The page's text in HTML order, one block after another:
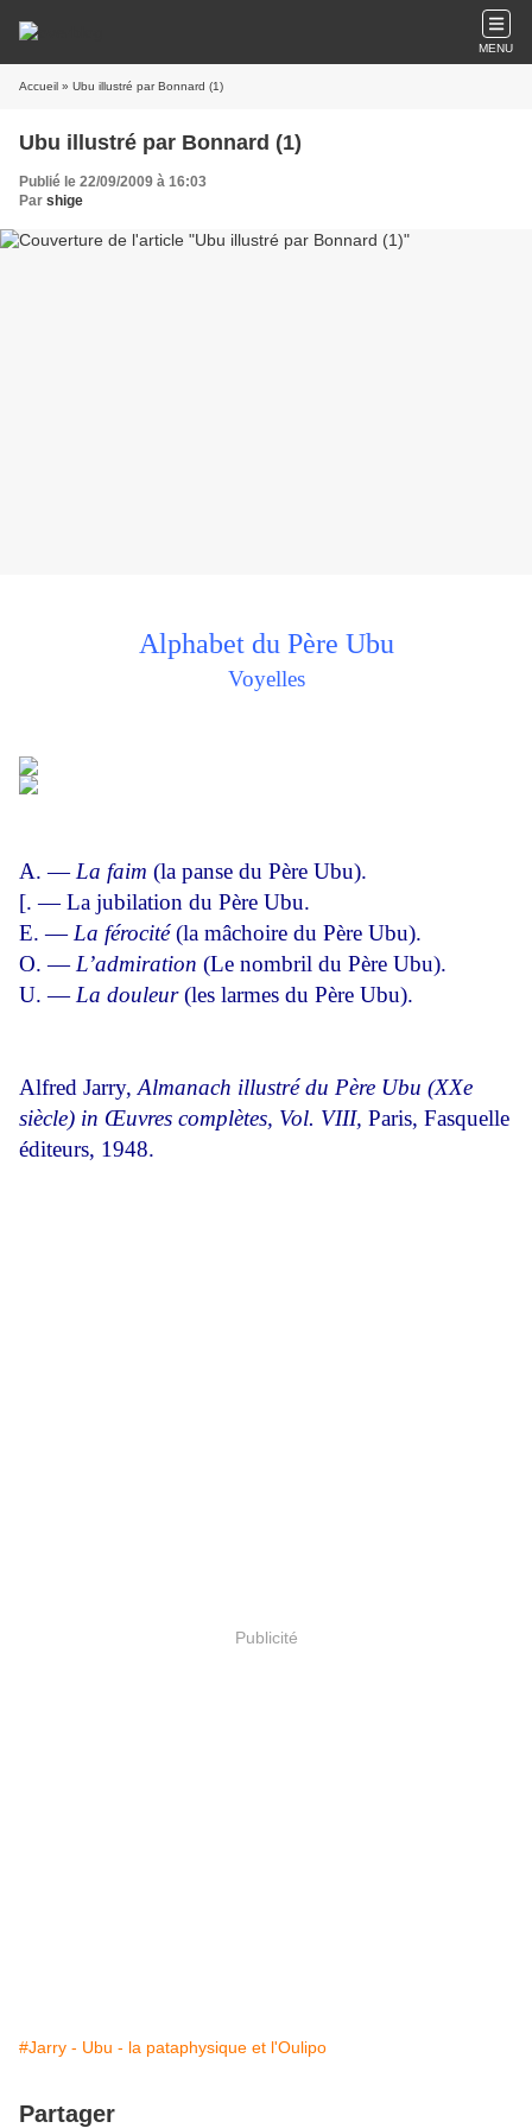
MENU
Accueil » Ubu illustré par Bonnard (1)
Ubu illustré par Bonnard (1)
Publié le 22/09/2009 à 16:03
Par shige
Alphabet du Père Ubu
Voyelles
A. — La faim (la panse du Père Ubu).
[. — La jubilation du Père Ubu.
E. — La férocité(la mâchoire du Père Ubu).
O. — L’admiration (Le nombril du Père Ubu).
U. — La douleur(les larmes du Père Ubu).
Alfred Jarry, Almanach illustré du Père Ubu (XXe
siècle) in Œuvres complètes, Vol. VIII, Paris, Fasquelle
éditeurs, 1948.
Publicité
#Jarry - Ubu - la pataphysique et l'Oulipo
Partager